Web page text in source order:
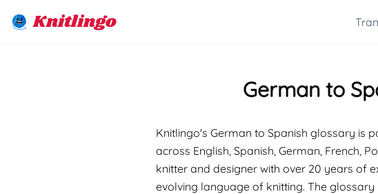
Knitlingo
German to
Knitlingo's German to Spanish glossary is
across English, Spanish, German, French,
knitter and designer with over 20 years of
evolving language of knitting. The